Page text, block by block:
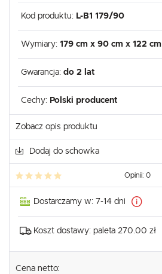
Kod produktu: L-B1 179/90
Wymiary: 179 cm x 90 cm x 122 cm
Gwarancja: do 2 lat
Cechy: Polski producent
Zobacz opis produktu
Dodaj do schowka
Opinii: 0
Dostarczamy w: 7-14 dni
Koszt dostawy: paleta 270.00 zł
Cena netto: